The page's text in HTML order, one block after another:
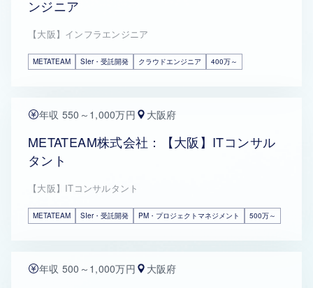
ンジニア
【大阪】インフラエンジニア
METATEAM SIer・受託開発 クラウドエンジニア 400万～
年収 550～1,000万円 大阪府
METATEAM株式会社：【大阪】ITコンサル
タント
【大阪】ITコンサルタント
METATEAM SIer・受託開発 PM・プロジェクトマネジメント 500万～
年収 500～1,000万円 大阪府